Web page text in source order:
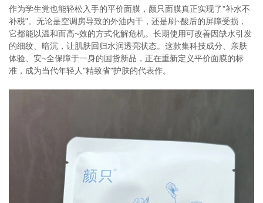
作为学生党也能轻松入手的平价面膜，颜只面膜真正实现了"补水不
补税"。无论是空调房导致的外油内干，还是刷~酸后的屏障受损，
它都能以温和而高~效的方式化解危机。长期使用可改善因缺水引发
的细纹、暗沉，让肌肤回归水润透亮状态。这款集科技成分、亲肤
体验、安~全保障于一身的国货新品，正在重新定义平价面膜的标
准，成为当代年轻人"精致省"护肤的代表作。